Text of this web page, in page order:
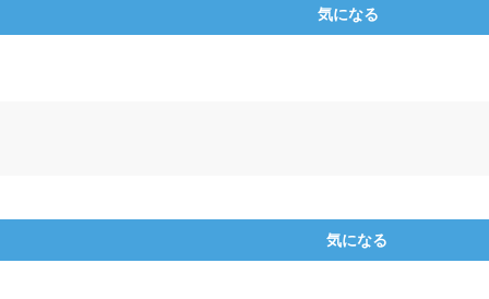
気になる
気になる